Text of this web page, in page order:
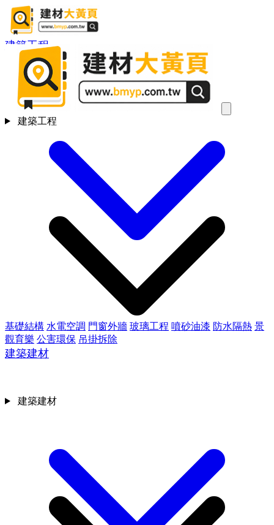
建築工程
基礎結構 水電空調 門窗外牆 玻璃工程 噴砂油漆 防水隔熱 景
觀育樂 公害環保 吊掛拆除
建築建材
建築工程
建築建材